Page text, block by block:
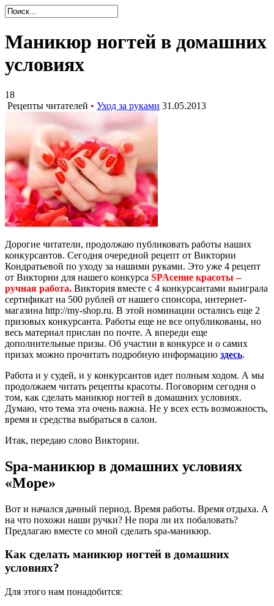
Маникюр ногтей в домашних
условиях
18
Рецепты читателей • Уход за руками 31.05.2013
Дорогие читатели, продолжаю публиковать работы наших
конкурсантов. Сегодня очередной рецепт от Виктории
Кондратьевой по уходу за нашими руками. Это уже 4 рецепт
от Виктории для нашего конкурса SPAсение красоты –
ручная работа. Виктория вместе с 4 конкурсантами выиграла
сертификат на 500 рублей от нашего спонсора, интернет-
магазина http://my-shop.ru. В этой номинации остались еще 2
призовых конкурсанта. Работы еще не все опубликованы, но
весь материал прислан по почте. А впереди еще
дополнительные призы. Об участии в конкурсе и о самих
призах можно прочитать подробную информацию здесь.
Работа и у судей, и у конкурсантов идет полным ходом. А мы
продолжаем читать рецепты красоты. Поговорим сегодня о
том, как сделать маникюр ногтей в домашних условиях.
Думаю, что тема эта очень важна. Не у всех есть возможность,
время и средства выбраться в салон.
Итак, передаю слово Виктории.
Spa-маникюр в домашних условиях
«Море»
Вот и начался дачный период. Время работы. Время отдыха. А
на что похожи наши ручки? Не пора ли их побаловать?
Предлагаю вместе со мной сделать spa-маникюр.
Как сделать маникюр ногтей в домашних
условиях?
Для этого нам понадобится: